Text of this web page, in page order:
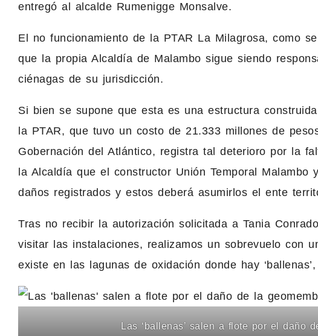
entregó al alcalde Rumenigge Monsalve.
El no funcionamiento de la PTAR La Milagrosa, como
que la propia Alcaldía de Malambo sigue siendo
ciénagas de su jurisdicción.
Si bien se supone que esta es una estructura
la PTAR, que tuvo un costo de 21.333 millones de
Gobernación del Atlántico, registra tal deterioro por la
la Alcaldía que el constructor Unión Temporal
daños registrados y estos deberá asumirlos el ente
Tras no recibir la autorización solicitada a Tania
visitar las instalaciones, realizamos un sobrevuelo con
existe en las lagunas de oxidación donde hay
Las ‘ballenas’ salen a flote por el daño